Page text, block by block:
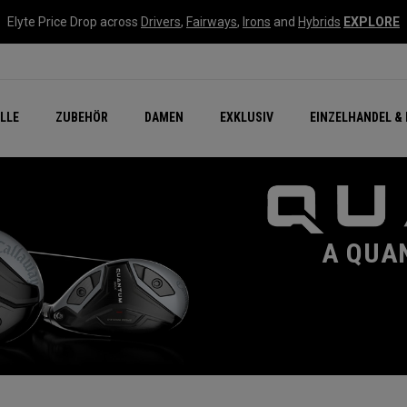
Elyte Price Drop across Drivers, Fairways, Irons and Hybrids EXPLORE
ZUBEHÖR DAMEN EXKLUSIV EINZELHANDEL
Neu – Quantum
Neu Chrome Tour
Zubehör
NEW Golf Bags
New - REVA Complete
Online Selector Tools
A